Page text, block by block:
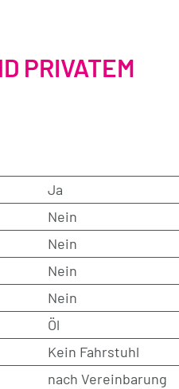
PRIVATEM
Ja
Nein
Nein
Nein
Nein
Öl
Kein Fahrstuhl
nach Vereinbarung